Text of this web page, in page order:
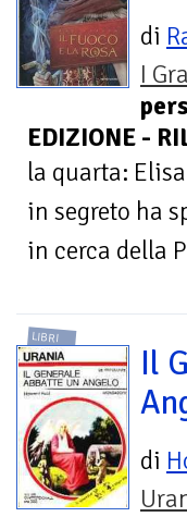
di
I
EDIZIONE -
la quarta:
in segreto ha
in cerca della
LIBRI
Il
di